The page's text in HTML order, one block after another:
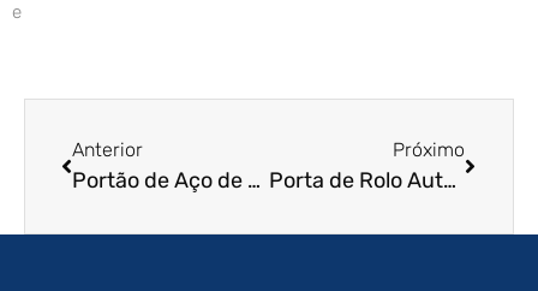
e
Anterior
Portão de Aço de Enrolar em João Pessoa – PB
Próximo
Porta de Rolo Automática em Mogi Guaçu – SP